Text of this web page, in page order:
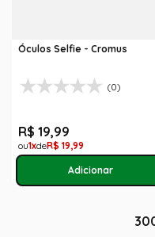
Óculos Selfie - Cromus
(0)
R$ 19,99
1 R$ 19,99